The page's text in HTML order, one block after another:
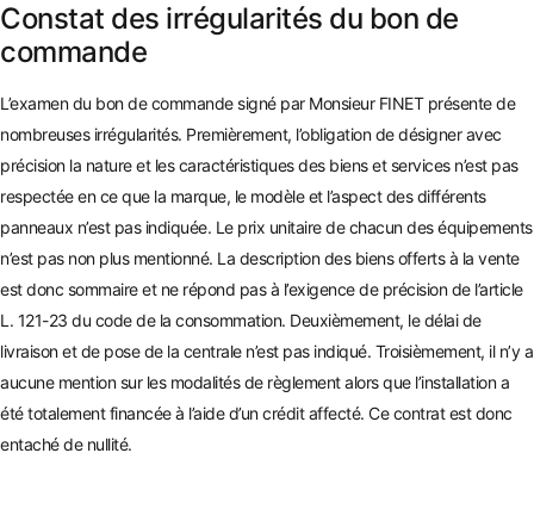
Constat des irrégularités du bon de
commande
L’examen du bon de commande signé par Monsieur FINET présente de
nombreuses irrégularités. Premièrement, l’obligation de désigner avec
précision la nature et les caractéristiques des biens et services n’est pas
respectée en ce que la marque, le modèle et l’aspect des différents
panneaux n’est pas indiquée. Le prix unitaire de chacun des équipements
n’est pas non plus mentionné. La description des biens offerts à la vente
est donc sommaire et ne répond pas à l’exigence de précisionde l’article
L. 121-23 du code de la consommation. Deuxièmement, le délai de
livraison et de pose de la centrale n’est pas indiqué. Troisièmement, il n’y a
aucune mention sur les modalités de règlement alors que l’installation a
été totalement financée à l’aide d’un crédit affecté. Ce contrat est donc
entaché de nullité.